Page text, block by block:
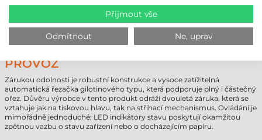
což výrazně snižuje množství kabelů na prodejní ploše. Zařízení využívá
emulaci ESC/POS™, takže jej lze během okamžiku integrovat do většiny
stávajících softwarových prostředí.
DLOUHÁ ŽIVOTNOST A BEZÚDRŽBOVÝ
PROVOZ
Zárukou odolnosti je robustní konstrukce a vysoce zatížitelná
automatická řezačka gilotinového typu, která podporuje plný i částečný
ořez. Důvěru výrobce v tento produkt odráží dvouletá záruka, která se
vztahuje jak na tiskovou hlavu, tak na střihací mechanismus. Ovládání je
mimořádně jednoduché; LED indikátory stavu poskytují okamžitou
zpětnou vazbu o stavu zařízení nebo o docházejícím papíru.
Přijmout vše
Odmítnout Ne, uprav